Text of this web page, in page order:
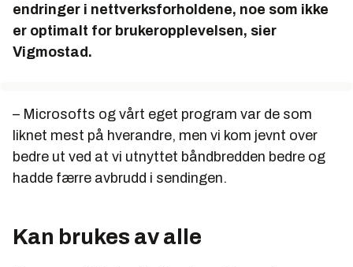
endringer i nettverksforholdene, noe som ikke
er optimalt for brukeropplevelsen, sier
Vigmostad.
– Microsofts og vårt eget program var de som
liknet mest på hverandre, men vi kom jevnt over
bedre ut ved at vi utnyttet båndbredden bedre og
hadde færre avbrudd i sendingen.
Kan brukes av alle